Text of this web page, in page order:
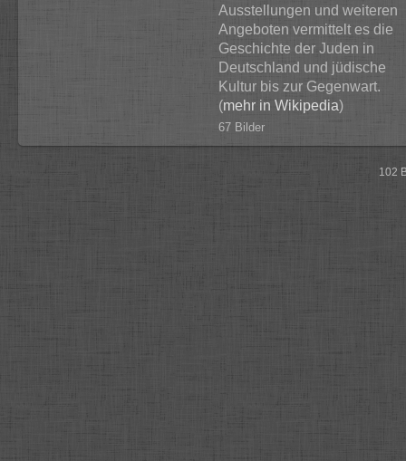
Ausstellungen und weiteren
Angeboten vermittelt es die
Geschichte der Juden in
Deutschland und jüdische
Kultur bis zur Gegenwart.
(mehr in Wikipedia)
67 Bilder
102